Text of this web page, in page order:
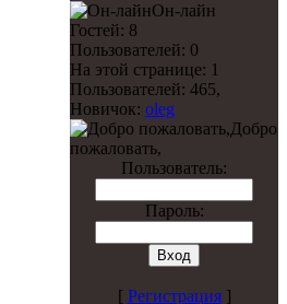
Он-лайн
Гостей: 8
Пользователей: 0
На этой странице: 1
Пользователей: 465,
Новичок: oleg
Добро
пожаловать,
Пользователь:
Пароль:
[ Регистрация]